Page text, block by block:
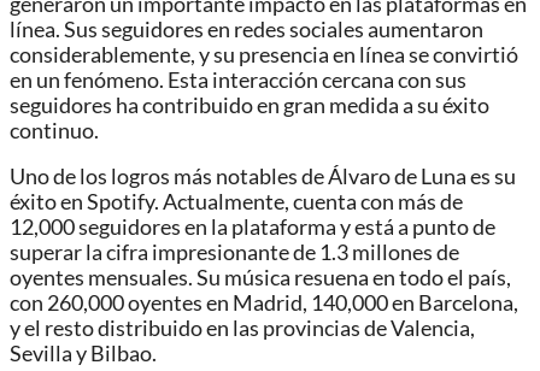
línea. Sus seguidores en redes sociales aumentaron
considerablemente, y su presencia en línea se convirtió
en un fenómeno. Esta interacción cercana con sus
seguidores ha contribuido en gran medida a su éxito
continuo.
Uno de los logros más notables de Álvaro de Luna es su
éxito en Spotify. Actualmente, cuenta con más de
12,000 seguidores en la plataforma y está a punto de
superar la cifra impresionante de 1.3 millones de
oyentes mensuales. Su música resuena en todo el país,
con 260,000 oyentes en Madrid, 140,000 en Barcelona,
y el resto distribuido en las provincias de Valencia,
Sevilla y Bilbao.